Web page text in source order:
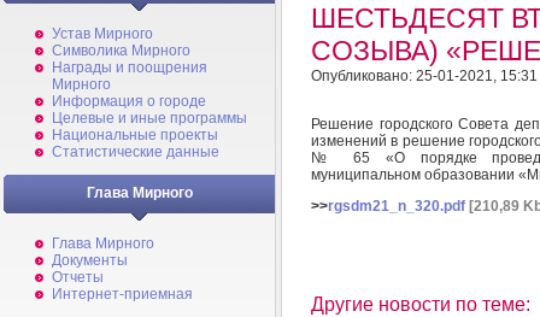
Устав Мирного
Символика Мирного
Награды и поощрения
Мирного
Информация о городе
Целевые и иные программы
Национальные проекты
Статистические данные
Глава Мирного
Глава Мирного
Документы
Отчеты
Интернет-приемная
ШЕСТЬДЕСЯТ
СОЗЫВА)
Опубликовано: 25-01-2021, 15:31
Решение городского Совета
изменений в решение
№ 65 «О порядке
муниципальном образовании
>>rgsdm21_n_320.pdf [210,89
Другие новости по теме: